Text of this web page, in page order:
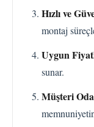
Hızlı ve
montaj
Uygun
sunar.
Müşteri